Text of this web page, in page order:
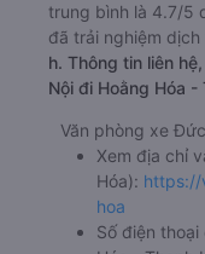
trung bình là 4.7/5
đã trải nghiệm
h. Thông tin liên
Nội đi Hoằng Hóa
Văn phòng xe
Xem địa chỉ
Hóa): https://
hoa
Số điện